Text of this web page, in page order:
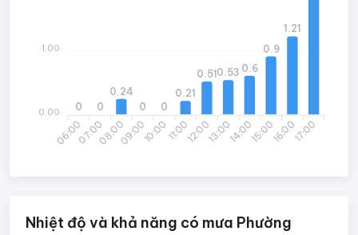
06:0007:0008:0009:0010:0011:0012:0013:0014:0015:0016:0017:00
0 0
0.24
0
0
0.21
0.510.53 0.6
0.9
1.21
1.00
0.00
Nhiệt độ và khả năng có mưa Phường